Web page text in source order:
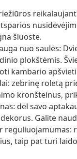
šluoste.
nuo saulės:
plokštėmis.
kambario
zebrinę roletą
kronšteinus,
dėl savo
Galite
taip pat turi